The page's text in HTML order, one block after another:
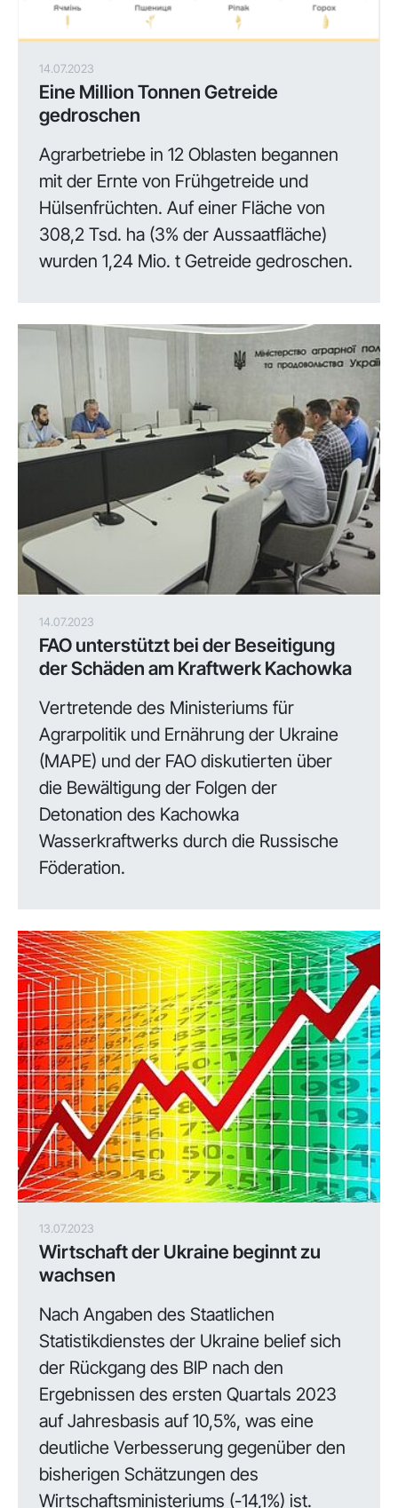
14.07.2023
Eine Million Tonnen Getreide
gedroschen
Agrarbetriebe in 12 Oblasten begannen
mit der Ernte von Frühgetreide und
Hülsenfrüchten. Auf einer Fläche von
308,2 Tsd. ha (3% der Aussaatfläche)
wurden 1,24 Mio. t Getreide gedroschen.
14.07.2023
FAO unterstützt bei der Beseitigung
der Schäden am Kraftwerk Kachowka
Vertretende des Ministeriums für
Agrarpolitik und Ernährung der Ukraine
(MAPE) und der FAO diskutierten über
die Bewältigung der Folgen der
Detonation des Kachowka
Wasserkraftwerks durch die Russische
Föderation.
13.07.2023
Wirtschaft der Ukraine beginnt zu
wachsen
Nach Angaben des Staatlichen
Statistikdienstes der Ukraine belief sich
der Rückgang des BIP nach den
Ergebnissen des ersten Quartals 2023
auf Jahresbasis auf 10,5%, was eine
deutliche Verbesserung gegenüber den
bisherigen Schätzungen des
Wirtschaftsministeriums (-14,1%) ist.